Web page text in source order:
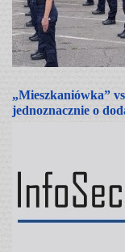
„Mieszkaniówka”
jednoznacznie o